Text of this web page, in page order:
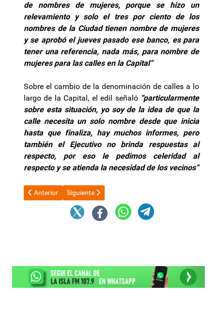
de nombres de mujeres, porque se hizo un
relevamiento y solo el tres por ciento de los
nombres de la Ciudad tienen nombre de mujeres
y se aprobó el jueves pasado ese banco, es para
tener una referencia, nada más, para nombre de
mujeres para las calles en la Capital”
Sobre el cambio de la denominación de calles a lo
largo de la Capital, el edil señaló “particularmente
sobre esta situación, yo soy de la idea de que la
calle necesita un solo nombre desde que inicia
hasta que finaliza, hay muchos informes, pero
también el Ejecutivo no brinda respuestas al
respecto, por eso le pedimos celeridad al
respecto y se atienda la necesidad de los vecinos”
Artículo anterior: Fuerte reclamo a Zijin- Liex por mano de obra
Anterior Artículo siguiente: Tras el informe de La Isla FM:
Siguiente